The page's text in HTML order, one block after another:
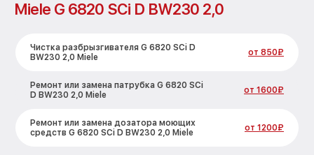
Miele G 6820 SCi D BW230 2,0
Чистка разбрызгивателя G 6820 SCi D
BW230 2,0 Miele
от 850₽
Ремонт или замена патрубка G 6820 SCi
D BW230 2,0 Miele
от 1600₽
Ремонт или замена дозатора моющих
средств G 6820 SCi D BW230 2,0 Miele
от 1200₽